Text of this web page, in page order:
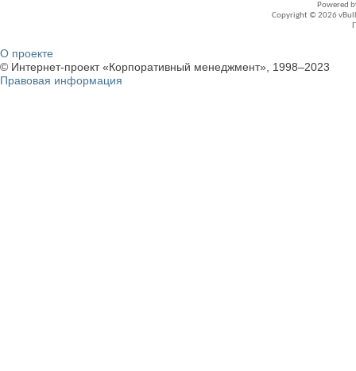
Powered
Copyright © 2026
О проекте
© Интернет-проект «Корпоративный менеджмент», 1998–2023
Правовая информация